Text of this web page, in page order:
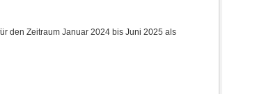
den Zeitraum Januar 2024 bis Juni 2025 als